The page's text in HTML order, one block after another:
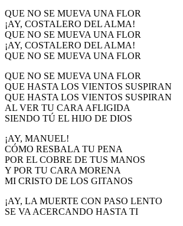
QUE NO SE MUEVA UNA FLOR
¡AY, COSTALERO DEL ALMA!
QUE NO SE MUEVA UNA FLOR
¡AY, COSTALERO DEL ALMA!
QUE NO SE MUEVA UNA FLOR
QUE NO SE MUEVA UNA FLOR
QUE HASTA LOS VIENTOS SUSPIRAN
QUE HASTA LOS VIENTOS SUSPIRAN
AL VER TU CARA AFLIGIDA
SIENDO TÚ EL HIJO DE DIOS
¡AY, MANUEL!
CÓMO RESBALA TU PENA
POR EL COBRE DE TUS MANOS
Y POR TU CARA MORENA
MI CRISTO DE LOS GITANOS
¡AY, LA MUERTE CON PASO LENTO
SE VA ACERCANDO HASTA TI